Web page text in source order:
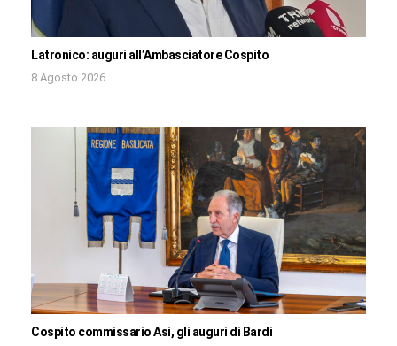
Latronico: auguri all’Ambasciatore Cospito
8 Agosto 2026
Cospito commissario Asi, gli auguri di Bardi